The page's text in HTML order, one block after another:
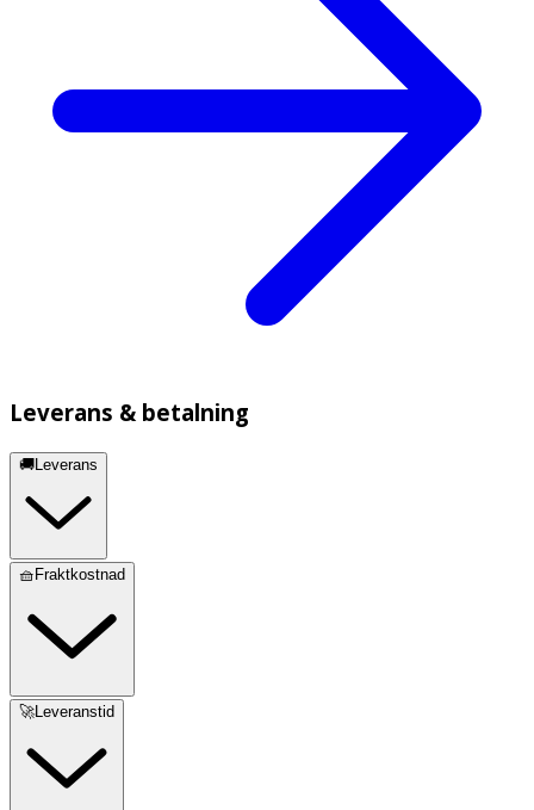
Leverans & betalning
🚚Leverans
🧺Fraktkostnad
🚀Leveranstid